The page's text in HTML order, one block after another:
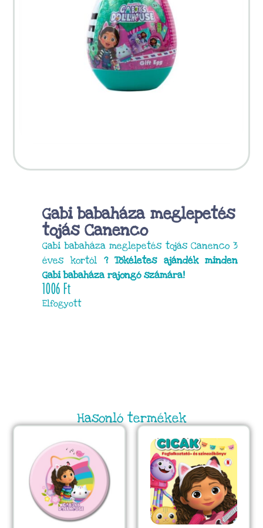
Gabi babaháza meglepetés
tojás Canenco
Gabi babaháza meglepetés tojás Canenco 3
éves kortól ? Tökéletes ajándék minden
Gabi babaháza rajongó számára!
1006Ft
Elfogyott
Hasonló termékek